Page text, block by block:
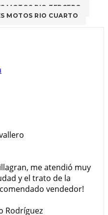
MOTOS RIO TERCERO
MOTOS RIO CUARTO
me atendió muy
y el trato de la
vendedor!